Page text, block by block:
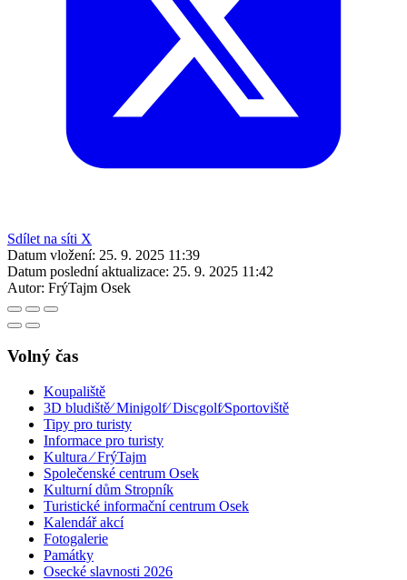
Sdílet na síti X
Datum vložení: 25. 9. 2025 11:39
Datum poslední aktualizace: 25. 9. 2025 11:42
Autor: FrýTajm Osek
Volný čas
Koupaliště
3D bludiště⁄ Minigolf⁄ Discgolf⁄Sportoviště
Tipy pro turisty
Informace pro turisty
Kultura ⁄ FrýTajm
Společenské centrum Osek
Kulturní dům Stropník
Turistické informační centrum Osek
Kalendář akcí
Fotogalerie
Památky
Osecké slavnosti 2026